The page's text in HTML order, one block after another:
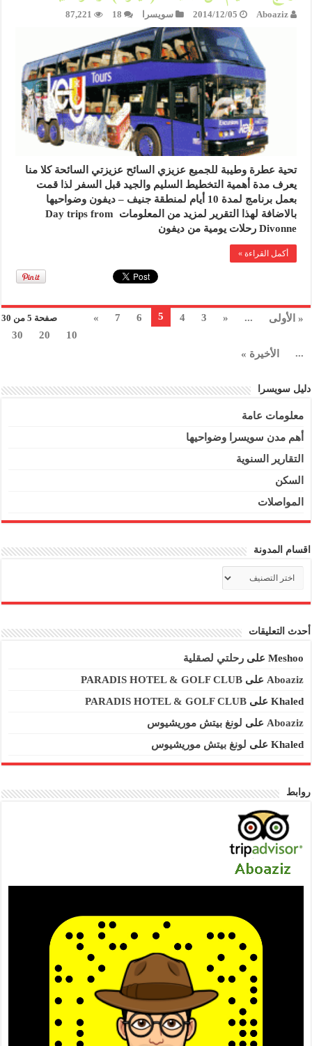
Aboaziz
2014/12/05 سويسرا 18
87,221
تحية عطرة وطيبة للجميع عزيزي السائح عزيزتي السائحة كلا منا
يعرف مدة أهمية التخطيط السليم والجيد قبل السفر لذا قمت
بعمل برنامج لمدة 10 أيام لمنطقة جنيف – ديفون وضواحيها
بالاضافة لهذا التقرير لمزيد من المعلومات Day trips from
Divonne رحلات يومية من ديفون
أكمل القراءة »
صفحة 5 من 30 « الأولى ...
«
3
4
5
6
7
»
10
20
30
...
الأخيرة »
دليل سويسرا
معلومات عامة
أهم مدن سويسرا وضواحيها
التقارير السنوية
السكن
المواصلات
اقسام المدونة
المدونة
أحدث التعليقات
Meshooعلى رحلتي لصقلية
Aboaziz على PARADIS HOTEL & GOLF CLUB
Khaledعلى PARADIS HOTEL & GOLF CLUB
Aboaziz على لونغ بيتش موريشيوس
Khaledعلى لونغ بيتش موريشيوس
روابط